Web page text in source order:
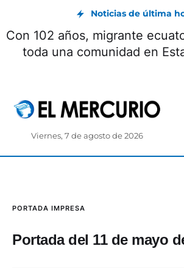
Noticias de última
Con 102 años, migrante
toda una comunidad en
Viernes, 7 de agosto de 2026
PORTADA IMPRESA
Portada del 11 de mayo